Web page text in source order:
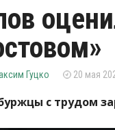
Гуцко 20 мая
с трудом